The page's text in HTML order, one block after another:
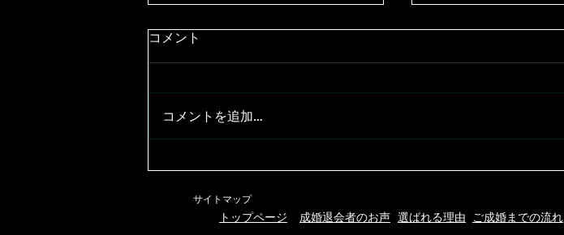
コメント
コメントを追加…
サイトマップ
トップページ 選ばれる理由
​成婚退会者のお声 ご成婚までの流れ